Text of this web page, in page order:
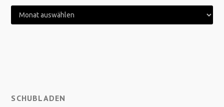
SCHUBLADEN